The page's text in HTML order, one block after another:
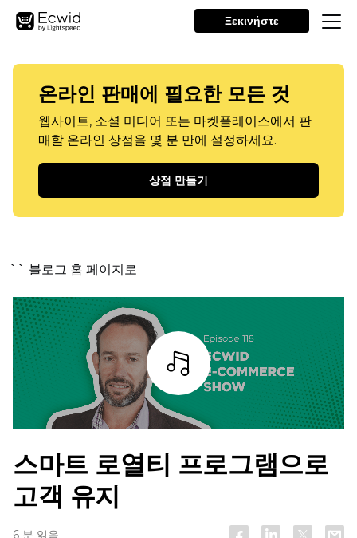
Ξεκινήστε
온라인 판매에 필요한 모든 것
웹사이트, 소셜 미디어 또는 마켓플레이스에서 판
매할 온라인 상점을 몇 분 만에 설정하세요.
상점 만들기
`` 블로그 홈 페이지로
조각
스마트 로열티 프로그램으로
고객 유지
6 분 읽음